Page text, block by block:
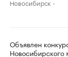
Новосибирск
Объявлен
Новосибирского